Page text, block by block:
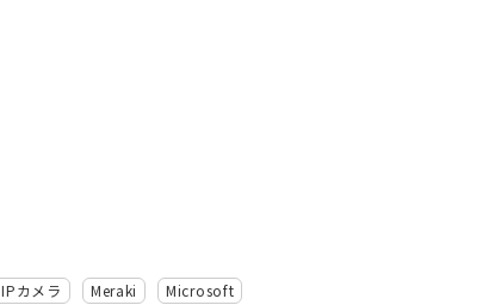
IPカメラ Meraki
Microsoft